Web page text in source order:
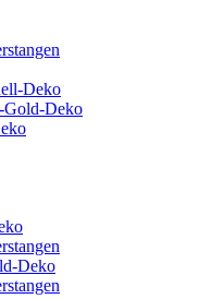
Deko
Gold-Deko
Deko